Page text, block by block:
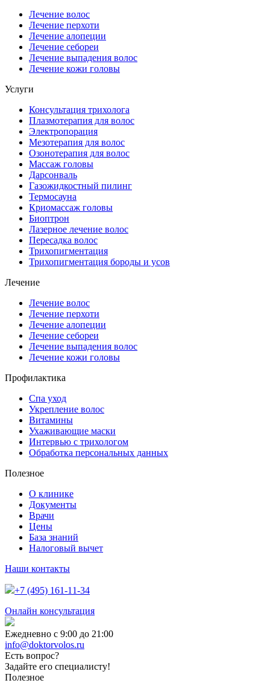
Лечение волос
Лечение перхоти
Лечение алопеции
Лечение себореи
Лечение выпадения волос
Лечение кожи головы
Услуги
Консультация трихолога
Плазмотерапия для волос
Электропорация
Мезотерапия для волос
Озонотерапия для волос
Массаж головы
Дарсонваль
Газожидкостный пилинг
Термосауна
Криомассаж головы
Биоптрон
Лазерное лечение волос
Пересадка волос
Трихопигментация
Трихопигментация бороды и усов
Лечение
Лечение волос
Лечение перхоти
Лечение алопеции
Лечение себореи
Лечение выпадения волос
Лечение кожи головы
Профилактика
Спа уход
Укрепление волос
Витамины
Ухаживающие маски
Интервью с трихологом
Обработка персональных данных
Полезное
О клинике
Документы
Врачи
Цены
База знаний
Налоговый вычет
Наши контакты
+7 (495) 161-11-34
Онлайн консультация
Ежедневно с 9:00 до 21:00
info@doktorvolos.ru
Есть вопрос?
Задайте его специалисту!
Полезное